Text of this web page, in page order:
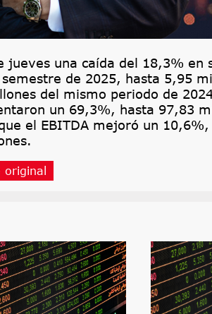
jueves una caída del 18,3% en
de 2025, hasta 5,95
del mismo periodo de
un 69,3%, hasta 97,83
el EBITDA mejoró un